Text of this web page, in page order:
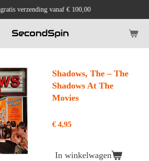
gratis verzending vanaf € 100,00
Shadows, The ‎– The
Shadows At The
Movies
€ 4,95
In winkelwagen